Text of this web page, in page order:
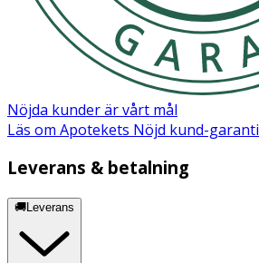
Nöjda kunder är vårt mål
Läs om Apotekets Nöjd kund-garanti
Leverans & betalning
🚚Leverans